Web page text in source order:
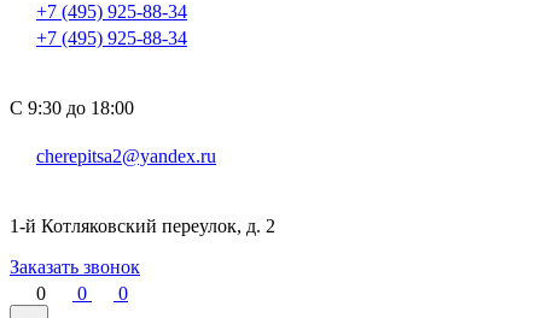
+7 (495) 925-88-34
+7 (495) 925-88-34
С 9:30 до 18:00
cherepitsa2@yandex.ru
1-й Котляковский переулок, д. 2
Заказать звонок
0
0 0